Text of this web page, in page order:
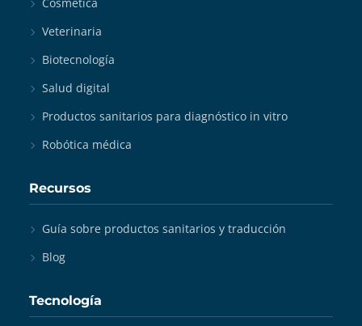
Veterinaria
Biotecnología
Salud digital
Productos sanitarios para diagnóstico in vitro
Robótica médica
Recursos
Guía sobre productos sanitarios y traducción
Blog
Tecnología